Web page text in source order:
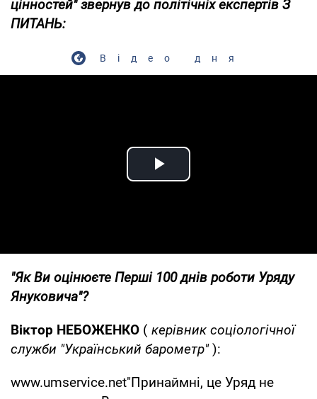
цінностей" звернув до політічніх експертів З
ПИТАНЬ:
Відео дня
Play Video
"Як Ви оцінюєте Перші 100 днів роботи Уряду
Януковича"?
Віктор НЕБОЖЕНКО ( керівник соціологічної
служби "Український барометр"):
www.umservice.net"Принаймні, це Уряд не